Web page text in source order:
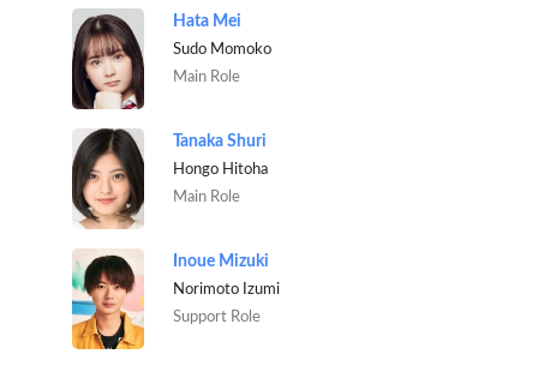
Hata Mei
Sudo Momoko
Main Role
Tanaka Shuri
Hongo Hitoha
Main Role
Inoue Mizuki
Norimoto Izumi
Support Role